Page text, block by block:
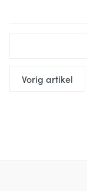
Vorig artikel